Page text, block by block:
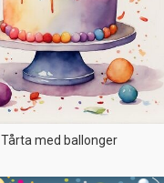
Tårta med ballonger